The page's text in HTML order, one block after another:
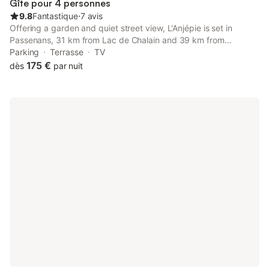
partagée avec
Gîte pour 4 personnes
9.8Fantastique⋅7 avis
Offering a garden and quiet street view, L'Anjépie is set in
Passenans, 31 km from Lac de Chalain and 39 km from
Herisson Waterfalls. This property offers access to a balcony
and free private parking.
Parking Terrasse
TV
dès 175 € par nuit